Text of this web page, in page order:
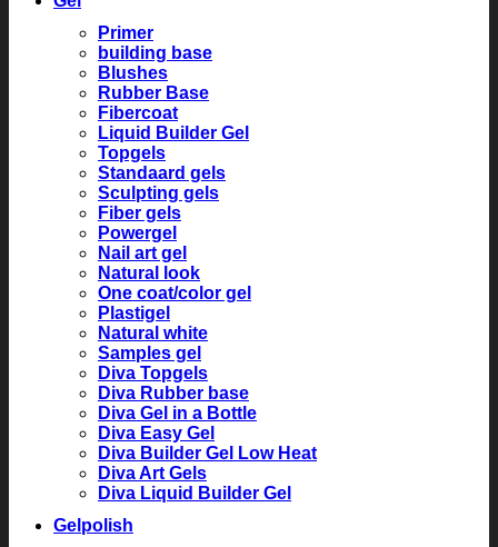
Primer
building base
Blushes
Rubber Base
Fibercoat
Liquid Builder Gel
Topgels
Standaard gels
Sculpting gels
Fiber gels
Powergel
Nail art gel
Natural look
One coat/color gel
Plastigel
Natural white
Samples gel
Diva Topgels
Diva Rubber base
Diva Gel in a Bottle
Diva Easy Gel
Diva Builder Gel Low Heat
Diva Art Gels
Diva Liquid Builder Gel
Gelpolish